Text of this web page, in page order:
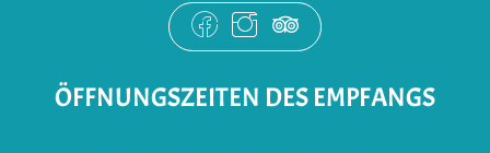
ÖFFNUNGSZEITEN DES EMPFANGS